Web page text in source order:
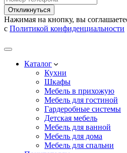
Откликнуться
Нажимая на кнопку, вы
с Политикой конфиденциальности
Каталог
Кухни
Шкафы
Мебель в прихожую
Мебель для гостиной
Гардеробные системы
Детская мебель
Мебель для ванной
Мебель для дома
Мебель для спальни